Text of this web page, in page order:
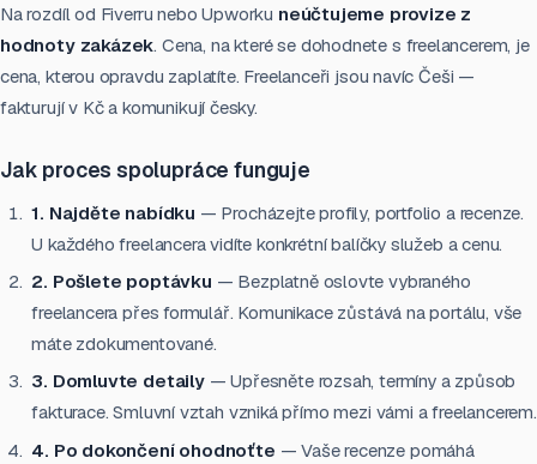
Na rozdíl od Fiverru nebo Upworku neúčtujeme provize z
hodnoty zakázek. Cena, na které se dohodnete s freelancerem, je
cena, kterou opravdu zaplatíte. Freelanceři jsou navíc Češi —
fakturují v Kč a komunikují česky.
Jak proces spolupráce funguje
1. Najděte nabídku — Procházejte profily, portfolio a recenze.
U každého freelancera vidíte konkrétní balíčky služeb a cenu.
2. Pošlete poptávku — Bezplatně oslovte vybraného
freelancera přes formulář. Komunikace zůstává na portálu, vše
máte zdokumentované.
3. Domluvte detaily— Upřesněte rozsah, termíny a způsob
fakturace. Smluvní vztah vzniká přímo mezi vámi a freelancerem.
4. Po dokončení ohodnoťte — Vaše recenze pomáhá